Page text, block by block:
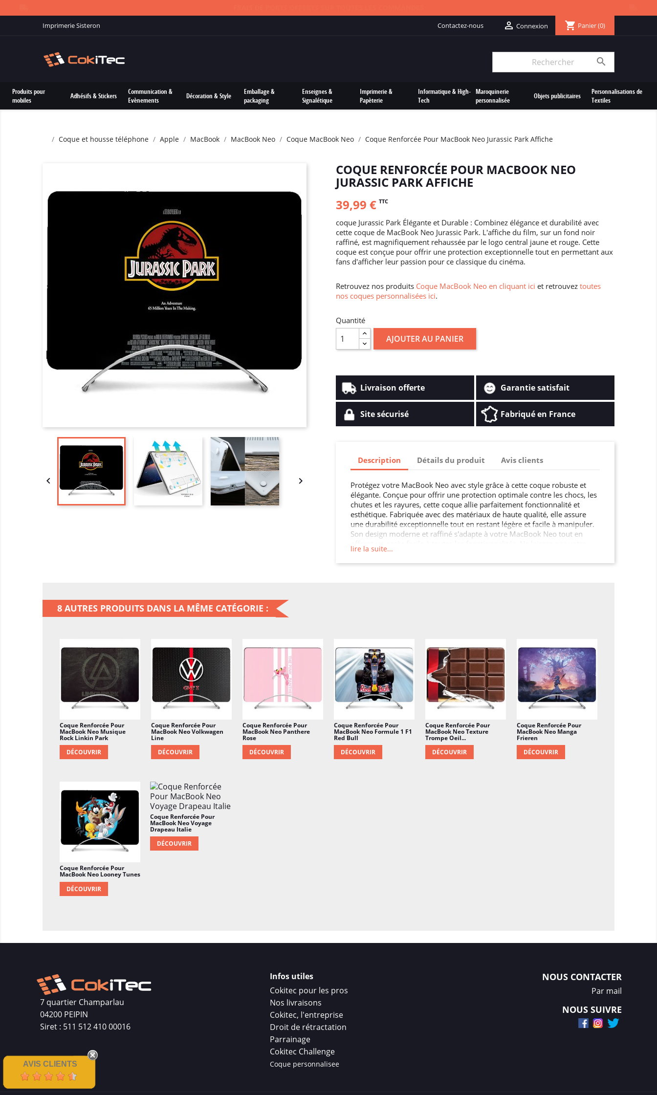
Imprimerie Sisteron Contactez-nous  Connexion shopping_cart Panier(0)

Produits pour
mobiles
Adhésifs & Stickers
Communication &
Evènements
Décoration & Style
Emballage &
packaging
Enseignes &
Signalétique
Imprimerie &
Papèterie
Informatique & High-
Tech
Maroquinerie
personnalisée
Objets publicitaires
Personnalisations de
Textiles
Coque et housse téléphone Apple MacBook MacBook Neo Coque MacBook Neo Coque Renforcée Pour MacBook Neo Jurassic Park Affiche
 
COQUE RENFORCÉE POUR MACBOOK NEO
JURASSIC PARK AFFICHE
39,99 € TTC
coque Jurassic Park Élégante et Durable : Combinez élégance et durabilité avec
cette coque de MacBook Neo Jurassic Park. L'affiche du film, sur un fond noir
raffiné, est magnifiquement rehaussée par le logo central jaune et rouge. Cette
coque est conçue pour offrir une protection exceptionnelle tout en permettant aux
fans d'afficher leur passion pour ce classique du cinéma.
Retrouvez nos produits Coque MacBook Neo en cliquant ici et retrouvez toutes
nos coques personnalisées ici.
Quantité
AJOUTER AU PANIER
Livraison offerte Garantie satisfait
Site sécurisé Fabriqué en France
Description Détails du produit Avis clients
Protégez votre MacBook Neo avec style grâce à cette coque robuste et
élégante. Conçue pour offrir une protection optimale contre les chocs, les
chutes et les rayures, cette coque allie parfaitement fonctionnalité et
esthétique. Fabriquée avec des matériaux de haute qualité, elle assure
une durabilité exceptionnelle tout en restant légère et facile à manipuler.
Son design moderne et raffiné s'adapte à votre MacBook Neo tout en
MacBook Neo sans protection, offrez-lui la sécurité qu'il mérite !
lire la suite...
8 AUTRES PRODUITS DANS LA MÊME CATÉGORIE :
Coque Renforcée Pour
MacBook Neo Musique
Rock Linkin Park
DÉCOUVRIR
Coque Renforcée Pour
MacBook Neo Volkwagen
Line
DÉCOUVRIR
Coque Renforcée Pour
MacBook Neo Panthere
Rose
DÉCOUVRIR
Coque Renforcée Pour
MacBook Neo Formule 1 F1
Red Bull
DÉCOUVRIR
Coque Renforcée Pour
MacBook Neo Texture
Trompe Oeil...
DÉCOUVRIR
Coque Renforcée Pour
MacBook Neo Manga
Frieren
DÉCOUVRIR
Coque Renforcée Pour
MacBook Neo Looney Tunes
DÉCOUVRIR
Coque Renforcée Pour
MacBook Neo Voyage
Drapeau Italie
DÉCOUVRIR
7 quartier Champarlau
04200 PEIPIN
Siret : 511 512 410 00016
Infos utiles
Cokitec pour les pros
Nos livraisons
Cokitec, l'entreprise
Droit de rétractation
Parrainage
Cokitec Challenge
Coque personnalisee
NOUS CONTACTER
Par mail
NOUS SUIVRE
AVIS CLIENTS